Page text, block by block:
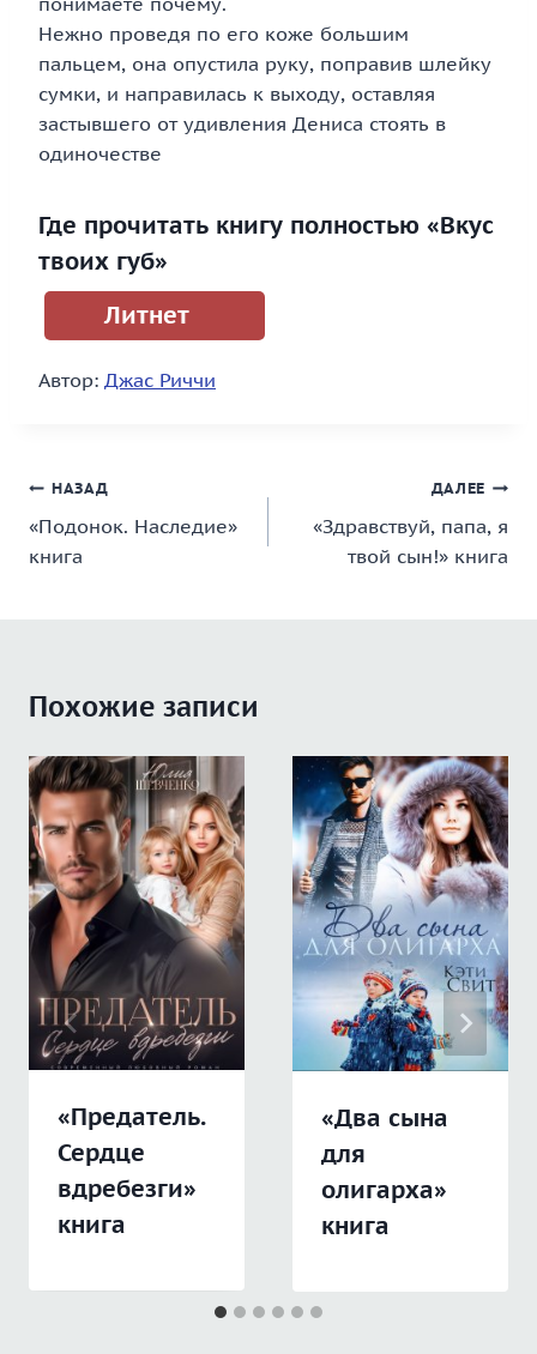
Нежно проведя по его коже большим
пальцем, она опустила руку, поправив шлейку
сумки, и направилась к выходу, оставляя
застывшего от удивления Дениса стоять в
одиночестве
Где прочитать книгу полностью «Вкус
твоих губ»
Литнет
Автор: Джас Риччи
Навигация
по
записям
НАЗАД
«Подонок. Наследие»
книга
ДАЛЕЕ
«Здравствуй, папа, я
твой сын!» книга
Похожие записи
«Предатель.
Сердце
вдребезги»
книга
«Два сына
для
олигарха»
книга